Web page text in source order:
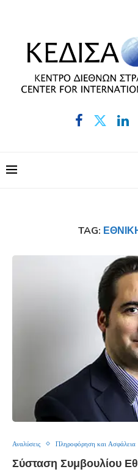
TAG:
Αναλύσεις Πληροφόρηση και Ασφάλεια
Σύσταση Συμβουλίου